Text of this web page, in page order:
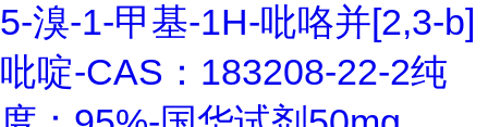
5-溴-1-甲基-1H-吡咯并[2,3-b]
吡啶-CAS：183208-22-2纯